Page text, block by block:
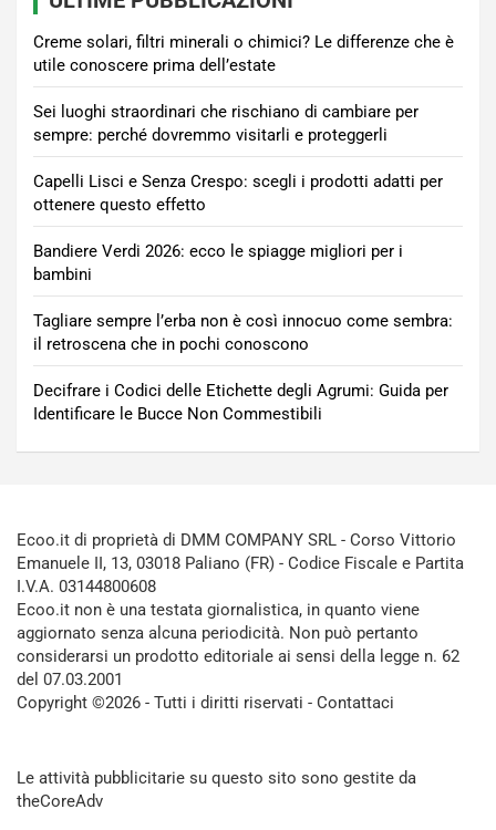
Creme solari, filtri minerali o chimici? Le differenze che è
utile conoscere prima dell’estate
Sei luoghi straordinari che rischiano di cambiare per
sempre: perché dovremmo visitarli e proteggerli
Capelli Lisci e Senza Crespo: scegli i prodotti adatti per
ottenere questo effetto
Bandiere Verdi 2026: ecco le spiagge migliori per i
bambini
Tagliare sempre l’erba non è così innocuo come sembra:
il retroscena che in pochi conoscono
Decifrare i Codici delle Etichette degli Agrumi: Guida per
Identificare le Bucce Non Commestibili
Ecoo.it di proprietà di DMM COMPANY SRL - Corso Vittorio
Emanuele II, 13, 03018 Paliano (FR) - Codice Fiscale e Partita
I.V.A. 03144800608
Ecoo.it non è una testata giornalistica, in quanto viene
aggiornato senza alcuna periodicità. Non può pertanto
considerarsi un prodotto editoriale ai sensi della legge n. 62
del 07.03.2001
Copyright ©2026 - Tutti i diritti riservati - Contattaci
Le attività pubblicitarie su questo sito sono gestite da
theCoreAdv